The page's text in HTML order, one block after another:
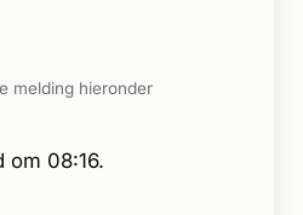
melding hieronder
om 08:16.